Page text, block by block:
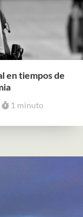
en tiempos de
1 minuto